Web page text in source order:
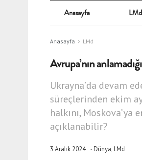
Anasayfa LMd
Anasayfa LMd
Avrupa’nın
Ukrayna’da devam
süreçlerinden ekim
halkını,
açıklanabilir?
3 Aralık 2024 -Dünya,LMd